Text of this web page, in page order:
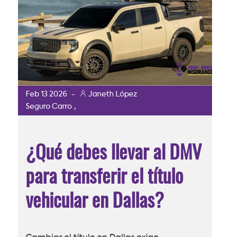
Feb 13 2026 -
Janeth López
Seguro Carro ,
¿Qué debes llevar al DMV
para transferir el título
vehicular en Dallas?